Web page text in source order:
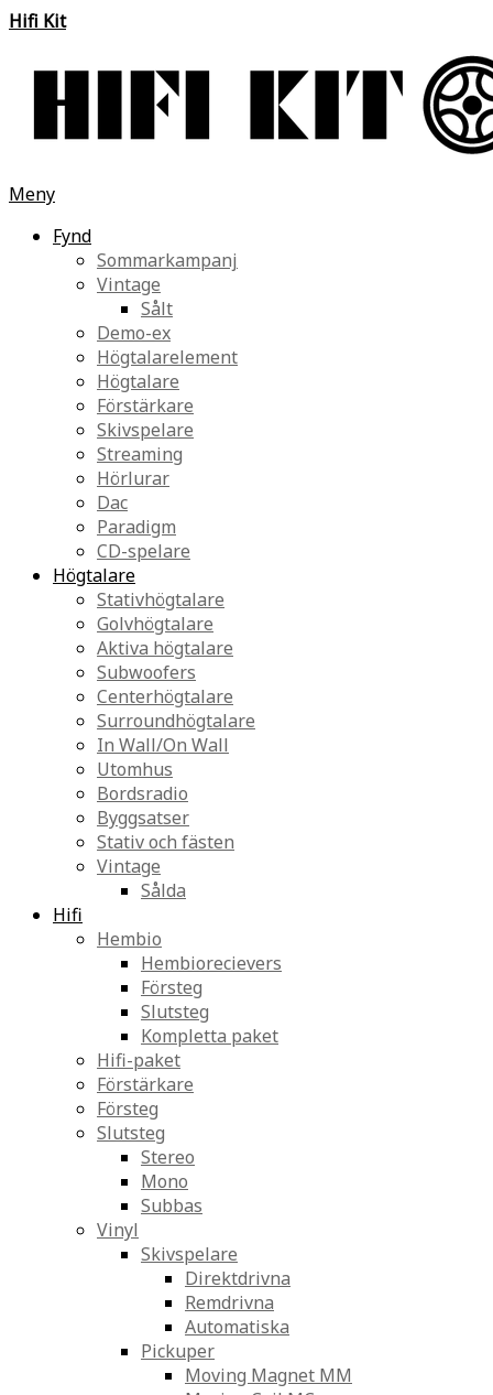
Hifi Kit
Meny
Fynd
Sommarkampanj
Vintage
Sålt
Demo-ex
Högtalarelement
Högtalare
Förstärkare
Skivspelare
Streaming
Hörlurar
Dac
Paradigm
CD-spelare
Högtalare
Stativhögtalare
Golvhögtalare
Aktiva högtalare
Subwoofers
Centerhögtalare
Surroundhögtalare
In Wall/On Wall
Utomhus
Bordsradio
Byggsatser
Stativ och fästen
Vintage
Sålda
Hifi
Hembio
Hembiorecievers
Försteg
Slutsteg
Kompletta paket
Hifi-paket
Förstärkare
Försteg
Slutsteg
Stereo
Mono
Subbas
Vinyl
Skivspelare
Direktdrivna
Remdrivna
Automatiska
Pickuper
Moving Magnet MM